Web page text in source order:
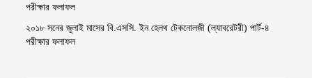
পরীক্ষার ফলাফল
২০১৮ সনের জুলাই মাসের বি.এসসি. ইন হেলথ টেকনোলজী (ল্যাবরেটরী) পার্ট-৪
পরীক্ষার ফলাফল